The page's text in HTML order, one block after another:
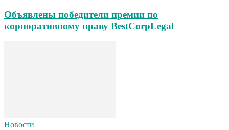
Объявлены победители премии по
корпоративному праву BestCorpLegal
Новости